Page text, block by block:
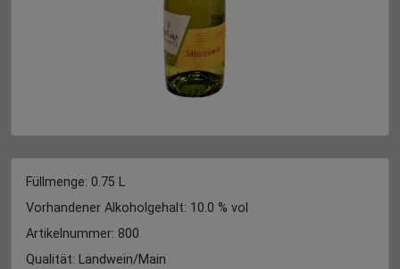
Füllmenge: 0.75 L
Vorhandener Alkoholgehalt: 10.0 % vol
Artikelnummer: 800
Qualität: Landwein/Main